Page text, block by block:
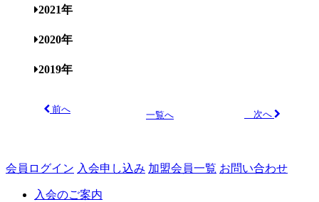
2021年
2020年
2019年
前へ
一覧へ 次へ
会員ログイン 入会申し込み 加盟会員一覧 お問い合わせ
入会のご案内